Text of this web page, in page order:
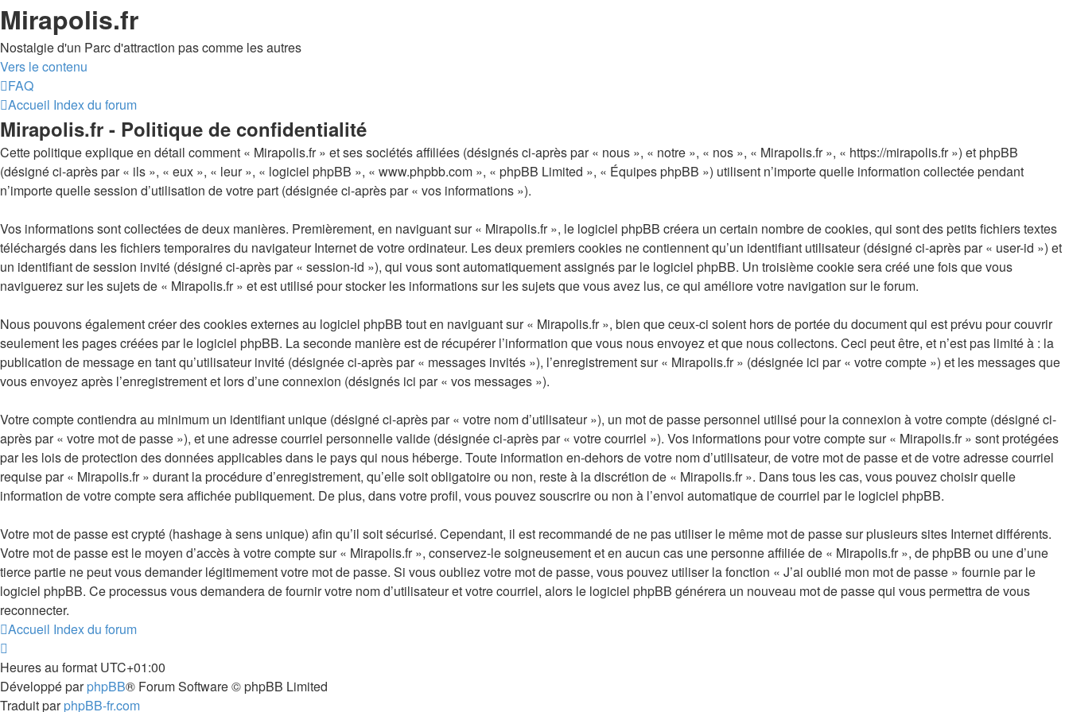
Mirapolis.fr
Nostalgie d'un Parc d'attraction pas comme les autres
Vers le contenu
FAQ
Accueil Index du forum
Mirapolis.fr - Politique de confidentialité
Cette politique explique en détail comment « Mirapolis.fr » et ses sociétés affiliées (désignés ci-après par « nous », « notre », « nos », « Mirapolis.fr », « https://mirapolis.fr ») et phpBB
(désigné ci-après par « ils », « eux », « leur », « logiciel phpBB », « www.phpbb.com », « phpBB Limited », « Équipes phpBB ») utilisent n’importe quelle information collectée pendant
n’importe quelle session d’utilisation de votre part (désignée ci-après par « vos informations »).
Vos informations sont collectées de deux manières. Premièrement, en naviguant sur « Mirapolis.fr », le logiciel phpBB créera un certain nombre de cookies, qui sont des petits fichiers textes
téléchargés dans les fichiers temporaires du navigateur Internet de votre ordinateur. Les deux premiers cookies ne contiennent qu’un identifiant utilisateur (désigné ci-après par « user-id ») et
un identifiant de session invité (désigné ci-après par « session-id »), qui vous sont automatiquement assignés par le logiciel phpBB. Un troisième cookie sera créé une fois que vous
naviguerez sur les sujets de « Mirapolis.fr » et est utilisé pour stocker les informations sur les sujets que vous avez lus, ce qui améliore votre navigation sur le forum.
Nous pouvons également créer des cookies externes au logiciel phpBB tout en naviguant sur « Mirapolis.fr », bien que ceux-ci soient hors de portée du document qui est prévu pour couvrir
seulement les pages créées par le logiciel phpBB. La seconde manière est de récupérer l’information que vous nous envoyez et que nous collectons. Ceci peut être, et n’est pas limité à : la
publication de message en tant qu’utilisateur invité (désignée ci-après par « messages invités »), l’enregistrement sur « Mirapolis.fr » (désignée ici par « votre compte ») et les messages que
vous envoyez après l’enregistrement et lors d’une connexion (désignés ici par « vos messages »).
Votre compte contiendra au minimum un identifiant unique (désigné ci-après par « votre nom d’utilisateur »), un mot de passe personnel utilisé pour la connexion à votre compte (désigné ci-
après par « votre mot de passe »), et une adresse courriel personnelle valide (désignée ci-après par « votre courriel »). Vos informations pour votre compte sur « Mirapolis.fr » sont protégées
par les lois de protection des données applicables dans le pays qui nous héberge. Toute information en-dehors de votre nom d’utilisateur, de votre mot de passe et de votre adresse courriel
requise par « Mirapolis.fr » durant la procédure d’enregistrement, qu’elle soit obligatoire ou non, reste à la discrétion de « Mirapolis.fr ». Dans tous les cas, vous pouvez choisir quelle
information de votre compte sera affichée publiquement. De plus, dans votre profil, vous pouvez souscrire ou non à l’envoi automatique de courriel par le logiciel phpBB.
Votre mot de passe est crypté (hashage à sens unique) afin qu’il soit sécurisé. Cependant, il est recommandé de ne pas utiliser le même mot de passe sur plusieurs sites Internet différents.
Votre mot de passe est le moyen d’accès à votre compte sur « Mirapolis.fr », conservez-le soigneusement et en aucun cas une personne affiliée de « Mirapolis.fr », de phpBB ou une d’une
tierce partie ne peut vous demander légitimement votre mot de passe. Si vous oubliez votre mot de passe, vous pouvez utiliser la fonction « J’ai oublié mon mot de passe » fournie par le
logiciel phpBB. Ce processus vous demandera de fournir votre nom d’utilisateur et votre courriel, alors le logiciel phpBB générera un nouveau mot de passe qui vous permettra de vous
reconnecter.
Accueil Index du forum
Heures au format UTC+01:00
Développé parphpBB® Forum Software © phpBB Limited
Traduit parphpBB-fr.com